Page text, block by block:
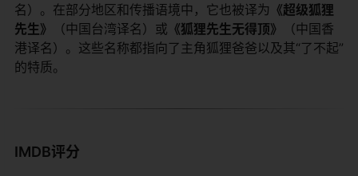
名）。在部分地区和传播语境中，它也被译为​ ​《超级狐狸
先生》​
​（中国台湾译名）或​ ​《狐狸先生无得顶》​
​（中国香
港译名）。这些名称都指向了主角狐狸爸爸以及其“了不起”
的特质。
IMDB评分